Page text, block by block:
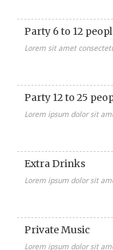
Party 6 to 12
Lorem sit amet
Party 12 to 25
Lorem ipsum dolor sit
Extra Drinks
Lorem ipsum dolor sit
Private Music
Lorem ipsum dolor sit
🤖